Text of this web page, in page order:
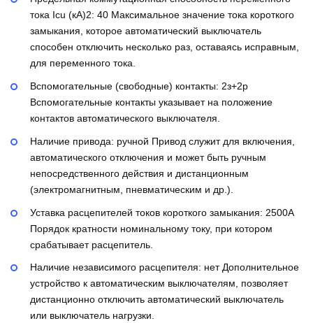
тока Icu (кА)2: 40 Максимальное значение тока короткого
замыкания, которое автоматический выключатель
способен отключить несколько раз, оставаясь исправным,
для переменного тока.
Вспомогательные (свободные) контакты: 2з+2р
Вспомогательные контакты указывает на положение
контактов автоматического выключателя.
Наличие привода: ручной Привод служит для включения,
автоматического отключения и может быть ручным
непосредственного действия и дистанционным
(электромагнитным, пневматическим и др.).
Уставка расцепителей токов короткого замыкания: 2500А
Порядок кратности номинальному току, при котором
срабатывает расцепитель.
Наличие независимого расцепителя: нетДополнительное
устройство к автоматическим выключателям, позволяет
дистанционно отключить автоматический выключатель
или выключатель нагрузки.